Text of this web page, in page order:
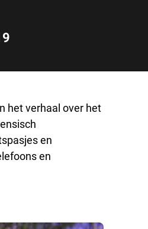
het verhaal over het
en
en